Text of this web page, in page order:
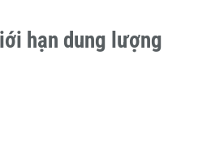
hạn dung lượng